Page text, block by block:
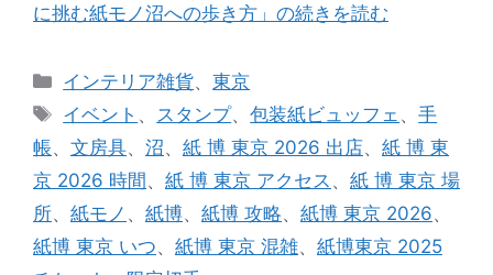
に挑む紙モノ沼への歩き方」の続きを読む
カ
テ
ゴ
リ
ー
インテリア雑貨、東京
タ
グ
イベント 、 スタンプ、包装紙ビュッフェ 、手
帳、 文房具、 沼、 紙 博 東京 2026 出店、 紙 博 東
京 2026 時間、 紙 博 東京 アクセス 、 紙 博 東京 場
所、 紙モノ 、 紙博、 紙博 攻略、 紙博 東京 2026、
紙博 東京 いつ、 紙博 東京 混雑、 紙博東京 2025